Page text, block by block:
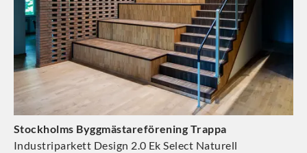
Stockholms Byggmästareförening Trappa
Industriparkett Design 2.0 Ek Select Naturell